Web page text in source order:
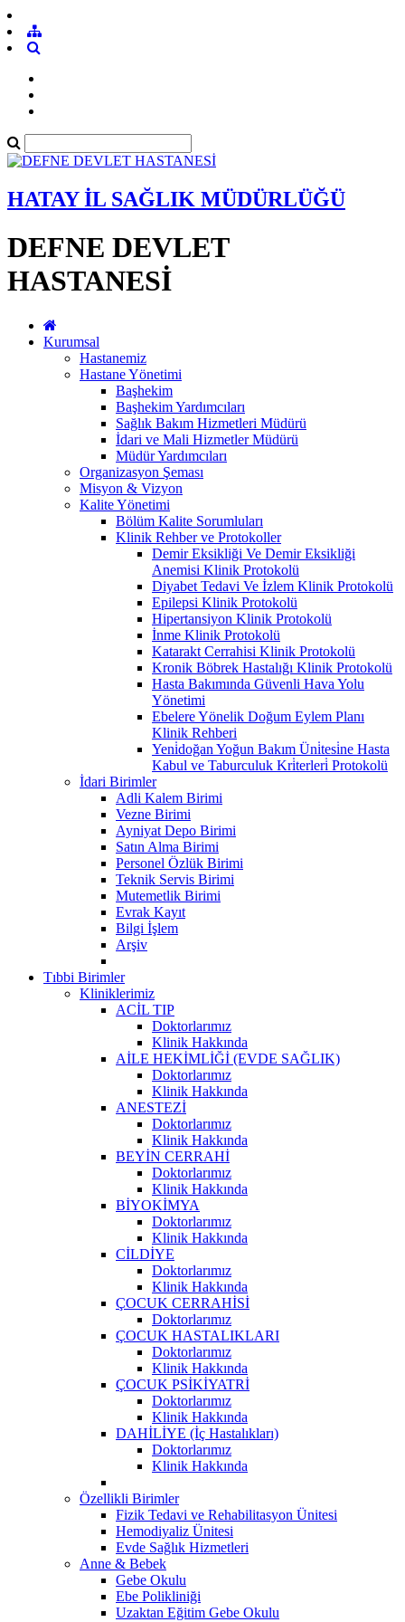
HATAY İL SAĞLIK MÜDÜRLÜĞÜ
DEFNE DEVLET
HASTANESİ
Kurumsal
Hastanemiz
Hastane Yönetimi
Başhekim
Başhekim Yardımcıları
Sağlık Bakım Hizmetleri Müdürü
İdari ve Mali Hizmetler Müdürü
Müdür Yardımcıları
Organizasyon Şeması
Misyon & Vizyon
Kalite Yönetimi
Bölüm Kalite Sorumluları
Klinik Rehber ve Protokoller
Demir Eksikliği Ve Demir Eksikliği
Anemisi Klinik Protokolü
Diyabet Tedavi Ve İzlem Klinik Protokolü
Epilepsi Klinik Protokolü
Hipertansiyon Klinik Protokolü
İnme Klinik Protokolü
Katarakt Cerrahisi Klinik Protokolü
Kronik Böbrek Hastalığı Klinik Protokolü
Hasta Bakımında Güvenli Hava Yolu
Yönetimi
Ebelere Yönelik Doğum Eylem Planı
Klinik Rehberi
Yeni̇doğan Yoğun Bakım Üni̇tesi̇ne Hasta
Kabul ve Taburculuk Kri̇terleri̇ Protokolü
İdari Birimler
Adli Kalem Birimi
Vezne Birimi
Ayniyat Depo Birimi
Satın Alma Birimi
Personel Özlük Birimi
Teknik Servis Birimi
Mutemetlik Birimi
Evrak Kayıt
Bilgi İşlem
Arşiv
Tıbbi Birimler
Kliniklerimiz
ACİL TIP
Doktorlarımız
Klinik Hakkında
AİLE HEKİMLİĞİ (EVDE SAĞLIK)
Doktorlarımız
Klinik Hakkında
ANESTEZİ
Doktorlarımız
Klinik Hakkında
BEYİN CERRAHİ
Doktorlarımız
Klinik Hakkında
BİYOKİMYA
Doktorlarımız
Klinik Hakkında
CİLDİYE
Doktorlarımız
Klinik Hakkında
ÇOCUK CERRAHİSİ
Doktorlarımız
ÇOCUK HASTALIKLARI
Doktorlarımız
Klinik Hakkında
ÇOCUK PSİKİYATRİ
Doktorlarımız
Klinik Hakkında
DAHİLİYE (İç Hastalıkları)
Doktorlarımız
Klinik Hakkında
Özellikli Birimler
Fizik Tedavi ve Rehabilitasyon Ünitesi
Hemodiyaliz Ünitesi
Evde Sağlık Hizmetleri
Anne & Bebek
Gebe Okulu
Ebe Polikliniği
Uzaktan Eğitim Gebe Okulu